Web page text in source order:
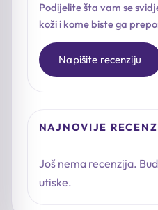
Podijelite šta vam se
koži i kome biste ga
Napišite recenziju
NAJNOVIJE
Još nema recenzija.
utiske.